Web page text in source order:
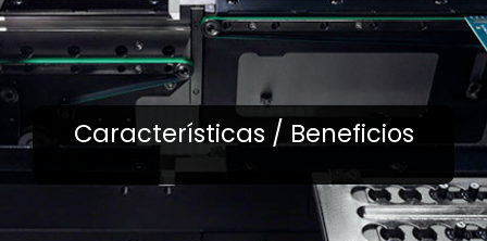
Características / Beneficios